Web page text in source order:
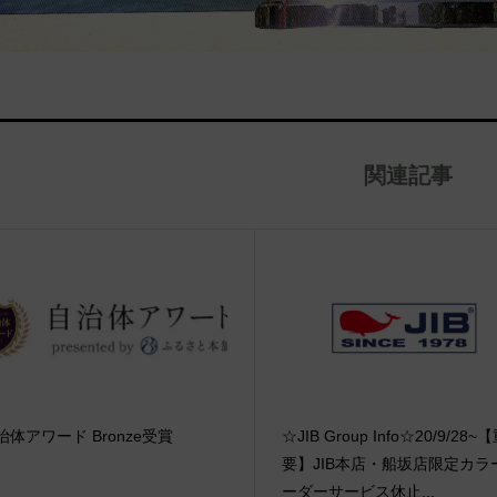
関連記事
体アワード Bronze受賞
☆JIB Group Info☆20/9/28~【
要】JIB本店・船坂店限定カラ
ーダーサービス休止...